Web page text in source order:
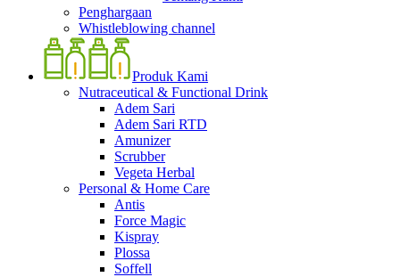
Penghargaan
Whistleblowing channel
Produk Kami
Nutraceutical & Functional Drink
Adem Sari
Adem Sari RTD
Amunizer
Scrubber
Vegeta Herbal
Personal & Home Care
Antis
Force Magic
Kispray
Plossa
Soffell